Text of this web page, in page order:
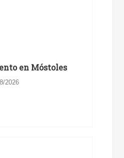
en Móstoles
2026